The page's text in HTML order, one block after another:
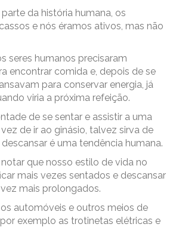
da história humana, os
e nós éramos ativos, mas não
seres humanos precisaram
encontrar comida e, depois de se
para conservar energia, já
viria a próxima refeição.
de se sentar e assistir a uma
de ir ao ginásio, talvez sirva de
é uma tendência humana.
que nosso estilo de vida no
mais vezes sentados e descansar
mais prolongados.
automóveis e outros meios de
exemplo as trotinetas elétricas e